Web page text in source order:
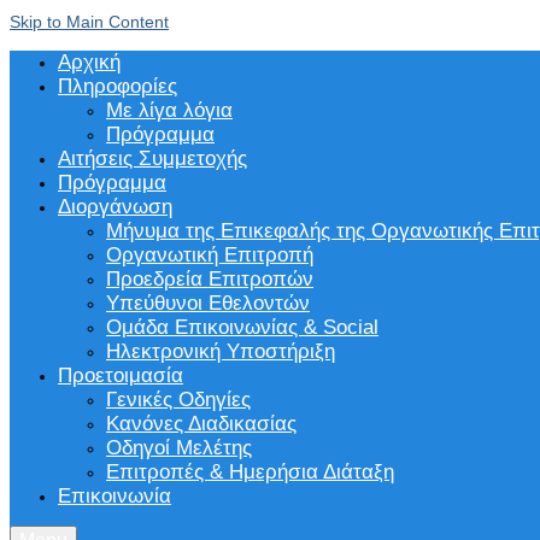
Skip to Main Content
Αρχική
Πληροφορίες
Με λίγα λόγια
Πρόγραμμα
Αιτήσεις Συμμετοχής
Πρόγραμμα
Διοργάνωση
Μήνυμα της Επικεφαλής της Οργανωτικής
Οργανωτική Επιτροπή
Προεδρεία Επιτροπών
Υπεύθυνοι Εθελοντών
Ομάδα Επικοινωνίας & Social
Ηλεκτρονική Υποστήριξη
Προετοιμασία
Γενικές Οδηγίες
Κανόνες Διαδικασίας
Οδηγοί Μελέτης
Επιτροπές & Ημερήσια Διάταξη
Επικοινωνία